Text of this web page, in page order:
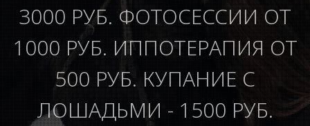
3000 РУБ. ФОТОСЕССИИ ОТ
1000 РУБ. ИППОТЕРАПИЯ ОТ
500 РУБ. КУПАНИЕ С
ЛОШАДЬМИ - 1500 РУБ.